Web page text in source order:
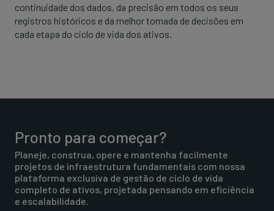
continuidade dos dados, da precisão em todos os seus
registros históricos e da melhor tomada de decisões em
cada etapa do ciclo de vida dos ativos.
Pronto para começar?
Planeje, construa, opere e mantenha facilmente
projetos de infraestrutura fundamentais com nossa
plataforma exclusiva de gestão de ciclo de vida
completo de ativos, projetada pensando em eficiência
e escalabilidade.